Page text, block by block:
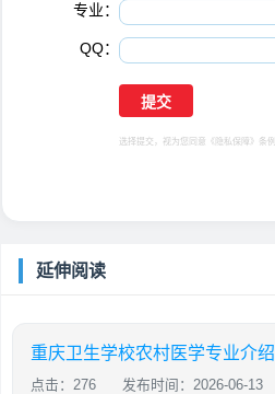
专业：
QQ：
选择提交，视为您同意 《隐私保障》 条例
延伸阅读
重庆卫生学校农村医学专业介绍
点击：276 发布时间：2026-06-13